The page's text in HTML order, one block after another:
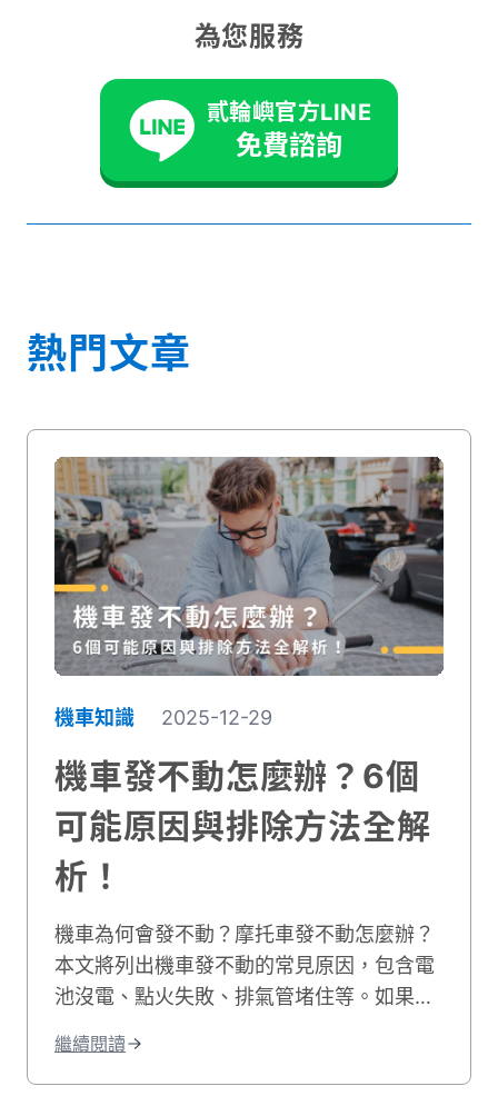
為您服務
貳輪嶼官方LINE
免費諮詢
熱門文章
機車知識 2025-12-29
機車發不動怎麼辦？6個
可能原因與排除方法全解
析！
機車為何會發不動？摩托車發不動怎麼辦？
本文將列出機車發不動的常見原因，包含電
池沒電、點火失敗、排氣管堵住等。如果您
除的方法，讓您快速解決機車無法發動的困
境！
繼續閱讀